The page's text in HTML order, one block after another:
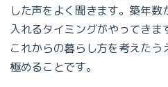
した声をよく聞きます。 築年数
入れるタイミングがやってきま
これからの暮らし方を考えた
極めることです。